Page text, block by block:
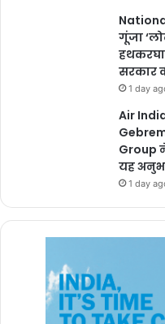
गूंजा
हथकरघा
सरकार
1 day
Air
Group
यह
1 day